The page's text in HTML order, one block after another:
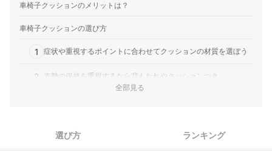
車椅子クッションのメリットは？
車椅子クッションの選び方
1 症状や重視するポイントに合わせてクッションの材質を選ぼう
2 姿勢の保持を重視するなら背もたれやクッションつき
車椅子クッション全28商品おすすめ人気ランキング
全部見る
選び方 ランキング